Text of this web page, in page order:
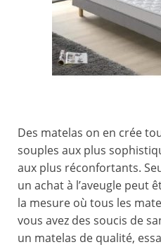
Des matelas on en crée
souples aux plus
aux plus réconfortants.
un achat à l’aveugle peut
la mesure où tous les
vous avez des soucis de
un matelas de qualité,